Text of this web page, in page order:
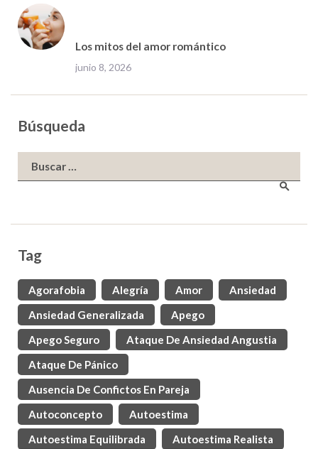
Los mitos del amor romántico
junio 8, 2026
Búsqueda
Buscar:
Tag
Agorafobia Alegría Amor
Ansiedad
Ansiedad Generalizada
Apego
Apego Seguro
Ataque De Ansiedad Angustia
Ataque De Pánico
Ausencia De Confictos En Pareja
Autoconcepto
Autoestima
Autoestima Equilibrada
Autoestima Realista